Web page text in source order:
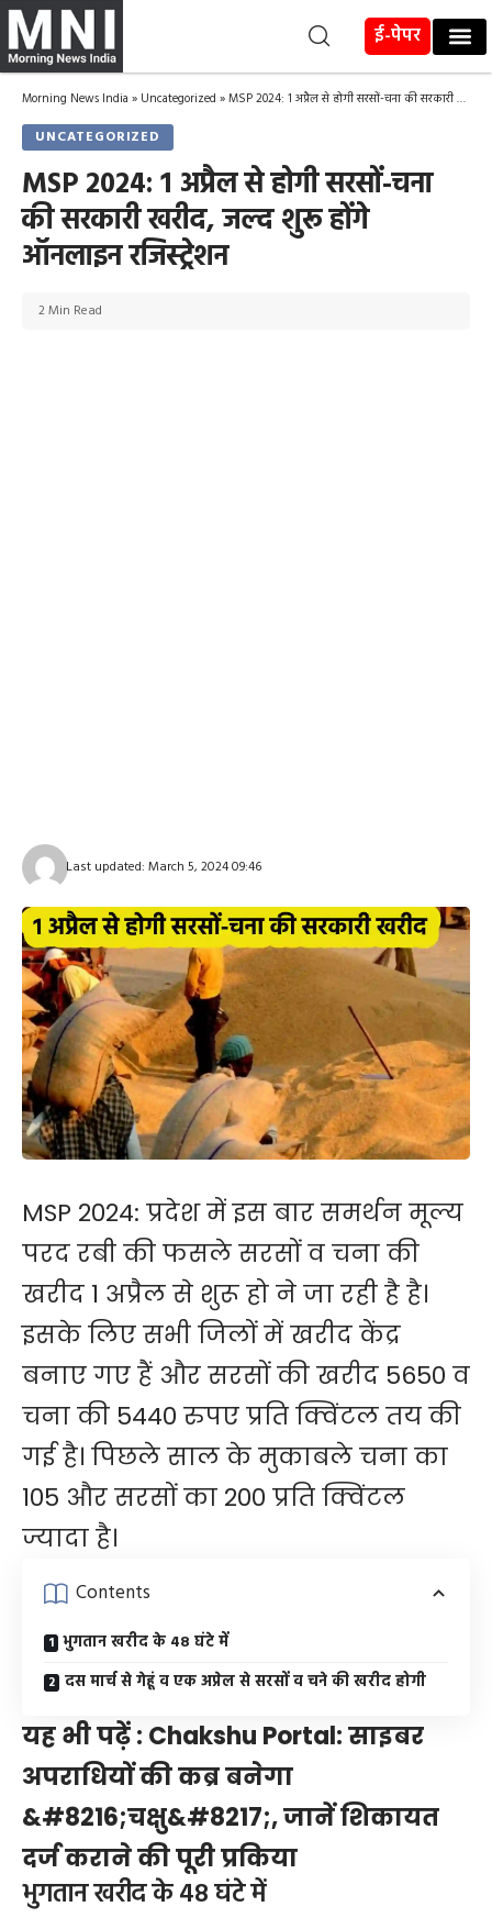
ई-पेपर
Morning News India » Uncategorized »MSP 2024: 1 अप्रैल से होगी सरसों-चना की सरकारी खरीद, जल्द शुरू होंगे ऑनलाइन रजिस्ट्रेशन
UNCATEGORIZED
MSP 2024: 1 अप्रैल से होगी सरसों-चना
की सरकारी खरीद, जल्द शुरू होंगे
ऑनलाइन रजिस्ट्रेशन
Last updated: March 5, 2024 09:46
2 Min Read
MSP 2024: प्रदेश में इस बार समर्थन मूल्य
परद रबी की फसले सरसों व चना की
खरीद 1 अप्रैल से शुरू हो ने जा रही है है।
इसके लिए सभी जिलों में खरीद केंद्र
बनाए गए हैं और सरसों की खरीद 5650 व
चना की 5440 रुपए प्रति क्विंटल तय की
गई है। पिछले साल के मुकाबले चना का
105 और सरसों का 200 प्रति क्विंटल
ज्यादा है।
Contents
भुगतान खरीद के 48 घंटे में
दस मार्च से गेहूं व एक अप्रेल से सरसों व चने की खरीद होगी
यह भी पढ़ें : Chakshu Portal: साइबर
अपराधियों की कब्र बनेगा
&#8216;चक्षु&#8217;, जानें शिकायत
दर्ज कराने की पूरी प्रकिया
भुगतान खरीद के 48 घंटे में